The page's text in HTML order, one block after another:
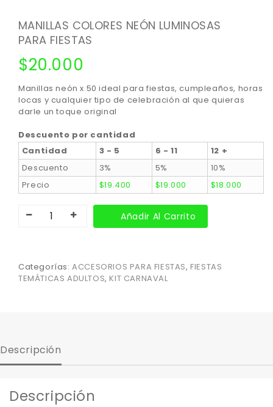
MANILLAS COLORES NEÓN LUMINOSAS
PARA FIESTAS
$20.000
Manillas neón x 50 ideal para fiestas, cumpleaños, horas
locas y cualquier tipo de celebración al que quieras
darle un toque original
Descuento por cantidad
Cantidad
3 - 5 6 - 11
12 +
Descuento
3% 5%
10%
Precio
$19.400 $19.000 $18.000
Añadir Al Carrito
Categorías:ACCESORIOS PARA FIESTAS, FIESTAS
TEMÁTICAS ADULTOS, KIT CARNAVAL
Descripción
Descripción